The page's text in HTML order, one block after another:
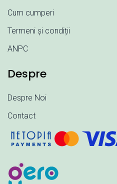
Cum cumperi
Termeni și condiții
ANPC
Despre
Despre Noi
Contact